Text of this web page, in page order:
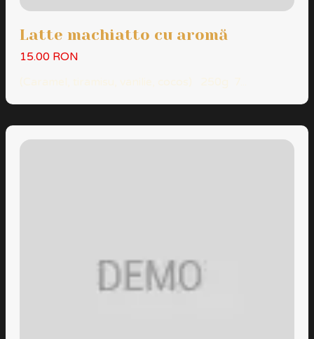
Latte machiatto cu aromă
15.00 RON